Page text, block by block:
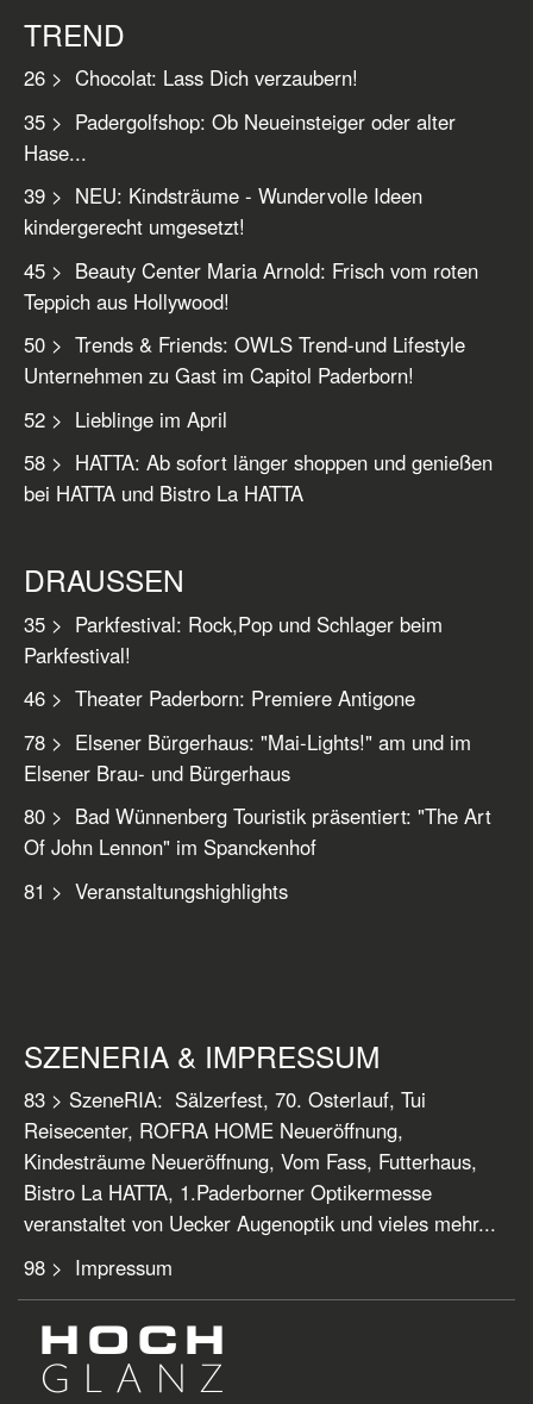
TREND
26 > Chocolat: Lass Dich verzaubern!
35 > Padergolfshop: Ob Neueinsteiger oder alter
Hase...
39 > NEU: Kindsträume - Wundervolle Ideen
kindergerecht umgesetzt!
45 > Beauty Center Maria Arnold: Frisch vom roten
Teppich aus Hollywood!
50 > Trends & Friends: OWLS Trend-und Lifestyle
Unternehmen zu Gast im Capitol Paderborn!
52 > Lieblinge im April
58 > HATTA: Ab sofort länger shoppen und genießen
bei HATTA und Bistro La HATTA
DRAUSSEN
35 > Parkfestival: Rock,Pop und Schlager beim
Parkfestival!
46 > Theater Paderborn: Premiere Antigone
78 > Elsener Bürgerhaus: "Mai-Lights!" am und im
Elsener Brau- und Bürgerhaus
80 > Bad Wünnenberg Touristik präsentiert: "The Art
Of John Lennon" im Spanckenhof
81 > Veranstaltungshighlights
SZENERIA & IMPRESSUM
83 > SzeneRIA: Sälzerfest, 70. Osterlauf, Tui
Reisecenter, ROFRA HOME Neueröffnung,
Kindesträume Neueröffnung, Vom Fass, Futterhaus,
Bistro La HATTA, 1.Paderborner Optikermesse
veranstaltet von Uecker Augenoptik und vieles mehr...
98 > Impressum